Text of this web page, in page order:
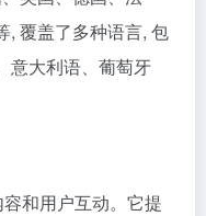
, 覆盖了多种语言, 包
意大利语、葡萄牙
和用户互动。它提